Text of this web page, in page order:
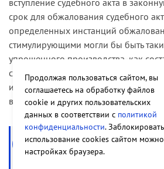
срок для обжалования судебного
определенных инстанций
стимулирующими могли бы быть
упрощенного производства, как
судебного акта в упрощенной
исполнительного листа, а также
ведения протокола судебного
Недопустимо упрощение
Продолжая пользоваться сайтом, вы
соглашаетесь на обработку файлов
cookie и других пользовательских
данных в соответствии с политикой
конфиденциальности. Заблокировать
использование cookies сайтом
настройках браузера.